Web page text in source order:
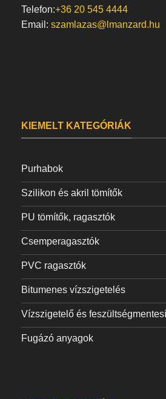
Telefon:+36 20 545 4444
Email: szamlazas@lmanzard.hu
KIEMELT KATEGÓRIÁK
Purhabok
Szilikon és akril tömítők
PU tömítők, ragasztók
Csemperagasztók
PVC ragasztók
Bitumenes vízszigetelés
Vízszigetelő és
Fugázó anyagok